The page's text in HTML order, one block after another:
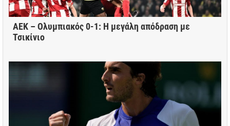
ΑΕΚ – Ολυμπιακός 0-1: Η μεγάλη απόδραση με
Τσικίνιο